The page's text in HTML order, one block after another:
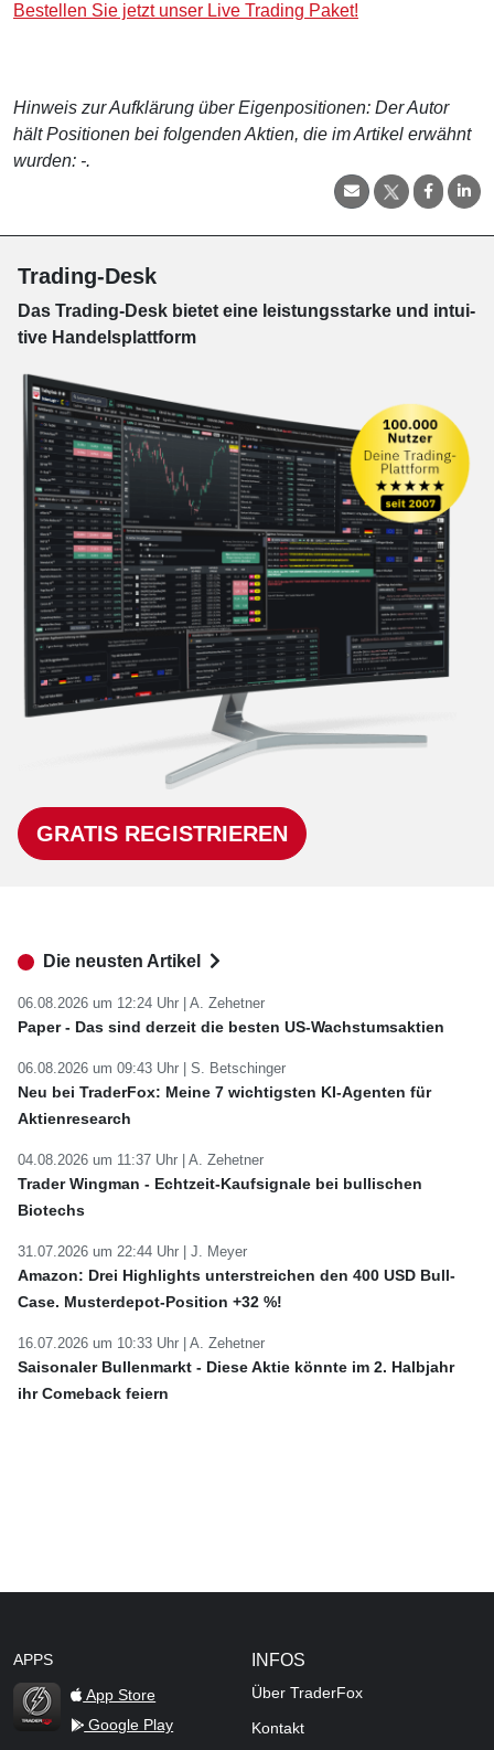
Bestellen Sie jetzt unser Live Trading Paket!
Hinweis zur Aufklärung über Eigenpositionen: Der Autor
hält Positionen bei folgenden Aktien, die im Artikel erwähnt
wurden: -.
Trading-Desk
Das Trading-Desk bie­tet eine leis­tungs­star­ke und in­tui­
tive Han­dels­platt­form
GRATIS REGISTRIEREN
Die neusten Artikel
06.08.2026 um 12:24 Uhr | A. Zehetner
Paper - Das sind derzeit die besten US-Wachstumsaktien
06.08.2026 um 09:43 Uhr | S. Betschinger
Neu bei TraderFox: Meine 7 wichtigsten KI-Agenten für
Aktienresearch
04.08.2026 um 11:37 Uhr | A. Zehetner
Trader Wingman - Echtzeit-Kaufsignale bei bullischen
Biotechs
31.07.2026 um 22:44 Uhr | J. Meyer
Amazon: Drei Highlights unterstreichen den 400 USD Bull-
Case. Musterdepot-Position +32 %!
16.07.2026 um 10:33 Uhr | A. Zehetner
Saisonaler Bullenmarkt - Diese Aktie könnte im 2. Halbjahr
ihr Comeback feiern
APPS
TraderFox Flash
App Store
Google Play
INFOS
Über TraderFox
Kontakt